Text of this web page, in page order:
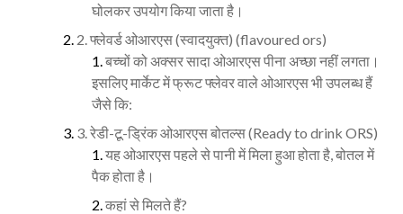
घोलकर उपयोग किया जाता है।
2. फ्लेवर्ड ओआरएस (स्वादयुक्त) (flavoured ors)
बच्चों को अक्सर सादा ओआरएस पीना अच्छा नहीं लगता।
इसलिए मार्केट में फ्रूट फ्लेवर वाले ओआरएस भी उपलब्ध हैं
जैसे कि:
3. रेडी-टू-ड्रिंक ओआरएस बोतल्स (Ready to drink ORS)
यह ओआरएस पहले से पानी में मिला हुआ होता है, बोतल में
पैक होता है।
कहां से मिलते हैं?